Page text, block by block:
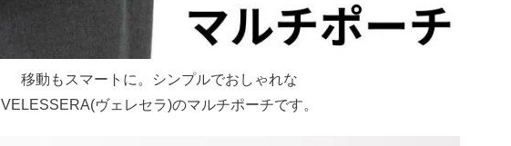
移動もスマートに。シンプルでおしゃれな
VELESSERA(ヴェレセラ)のマルチポーチです。